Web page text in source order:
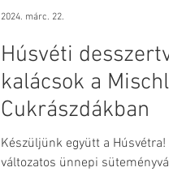
Húsvéti
kalácsok a
Cukrászdákban
Készüljünk együtt a
változatos ünnepi
2024. márc. 22.